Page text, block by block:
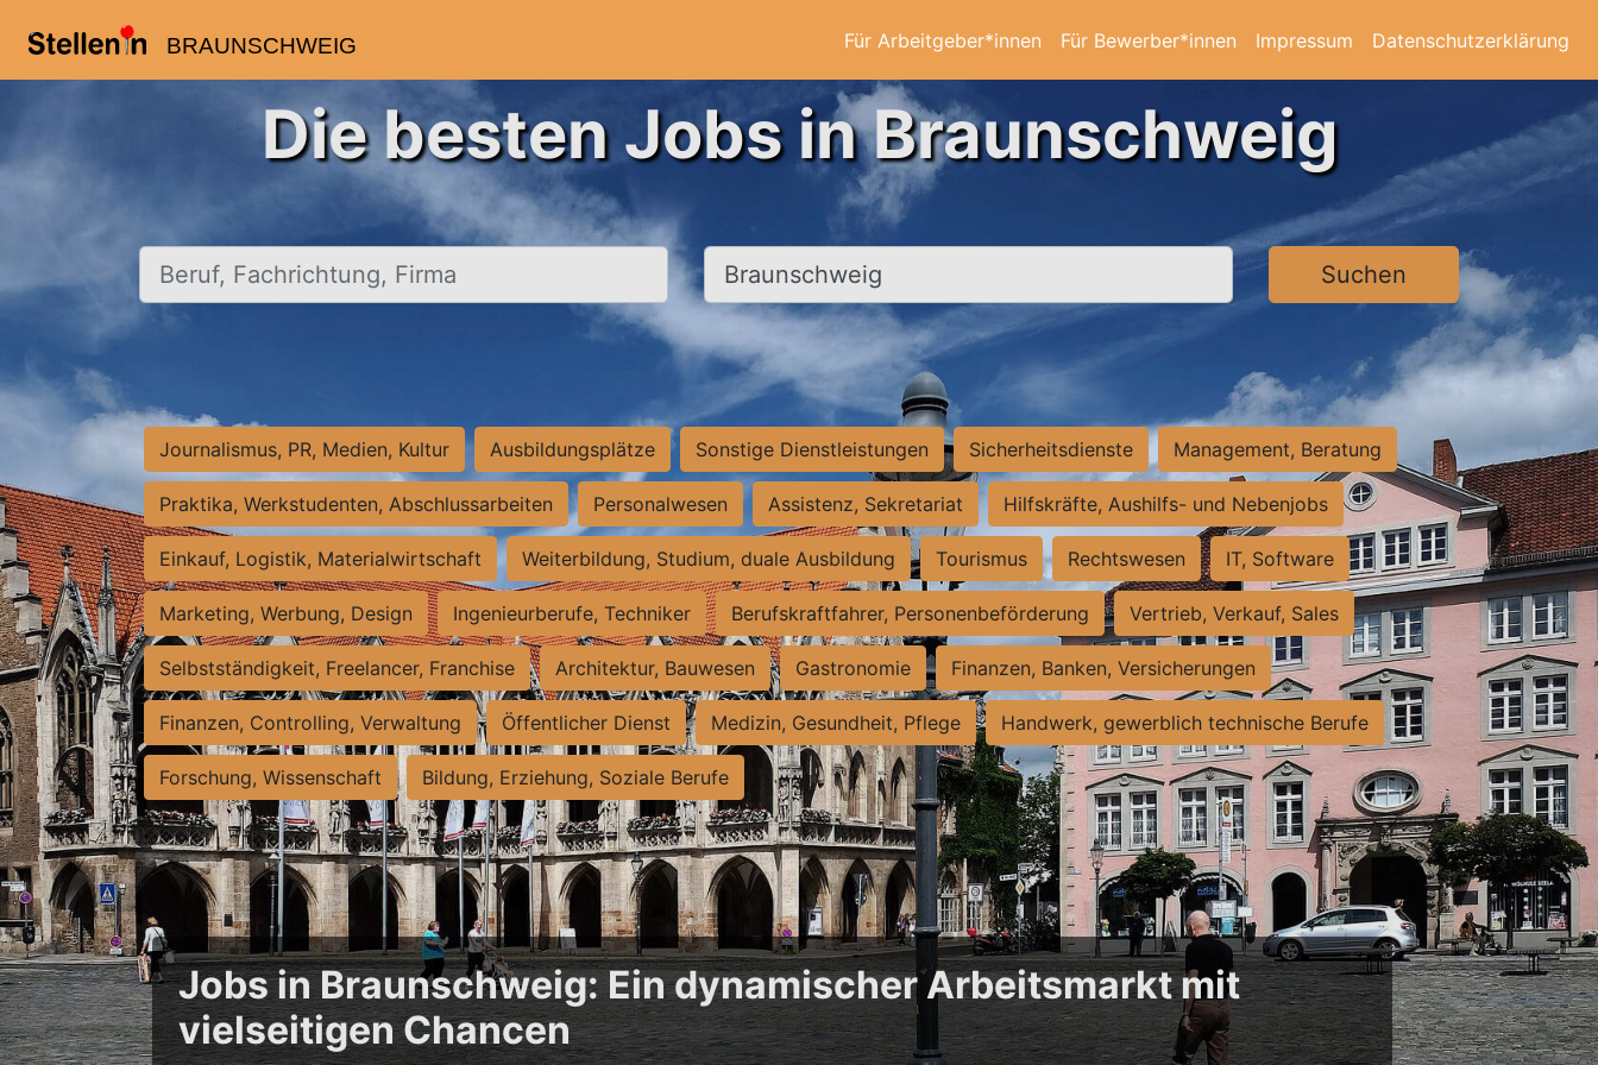
BRAUNSCHWEIG Für Arbeitgeber*innen Für Bewerber*innen Impressum Datenschutzerklärung
Die besten Jobs in Braunschweig
Beruf, Fachrichtung, Firma Ort, Stadt Suchen
Journalismus, PR, Medien, Kultur Ausbildungsplätze Sonstige Dienstleistungen Sicherheitsdienste Management, Beratung
Praktika, Werkstudenten, Abschlussarbeiten Personalwesen Assistenz, Sekretariat Hilfskräfte, Aushilfs- und Nebenjobs
Einkauf, Logistik, Materialwirtschaft Weiterbildung, Studium, duale Ausbildung Tourismus Rechtswesen IT, Software
Marketing, Werbung, Design Ingenieurberufe, Techniker Berufskraftfahrer, Personenbeförderung Vertrieb, Verkauf, Sales
Selbstständigkeit, Freelancer, Franchise Architektur, Bauwesen Gastronomie Finanzen, Banken, Versicherungen
Finanzen, Controlling, Verwaltung Öffentlicher Dienst Medizin, Gesundheit, Pflege Handwerk, gewerblich technische Berufe
Forschung, Wissenschaft Bildung, Erziehung, Soziale Berufe
Jobs in Braunschweig: Ein dynamischer Arbeitsmarkt mit
vielseitigen Chancen